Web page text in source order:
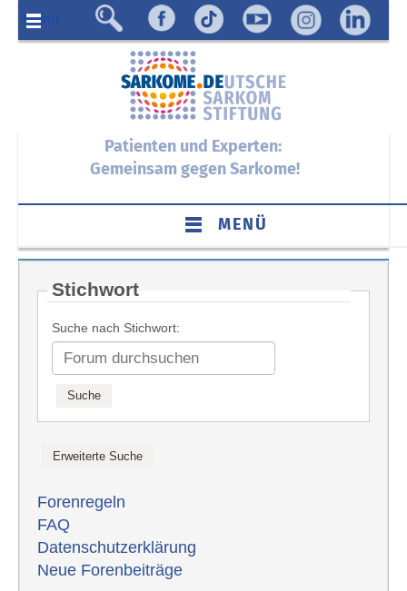
Menü
Patienten und Experten:
Gemeinsam gegen Sarkome!
MENÜ
Stichwort
Suche nach Stichwort:
Forenregeln
FAQ
Datenschutzerklärung
Neue Forenbeiträge